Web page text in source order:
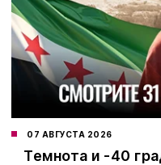
07 АВГУСТА 2026
Темнота и -40